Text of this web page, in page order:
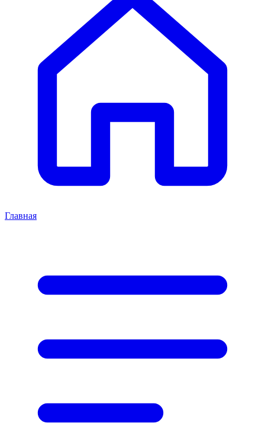
Главная